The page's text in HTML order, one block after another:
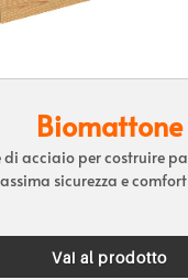
Biomattone
di acciaio per costruire
sicurezza e
Vai al prodotto